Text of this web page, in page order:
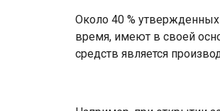
Около 40 %
время, имеют в своей
средств является